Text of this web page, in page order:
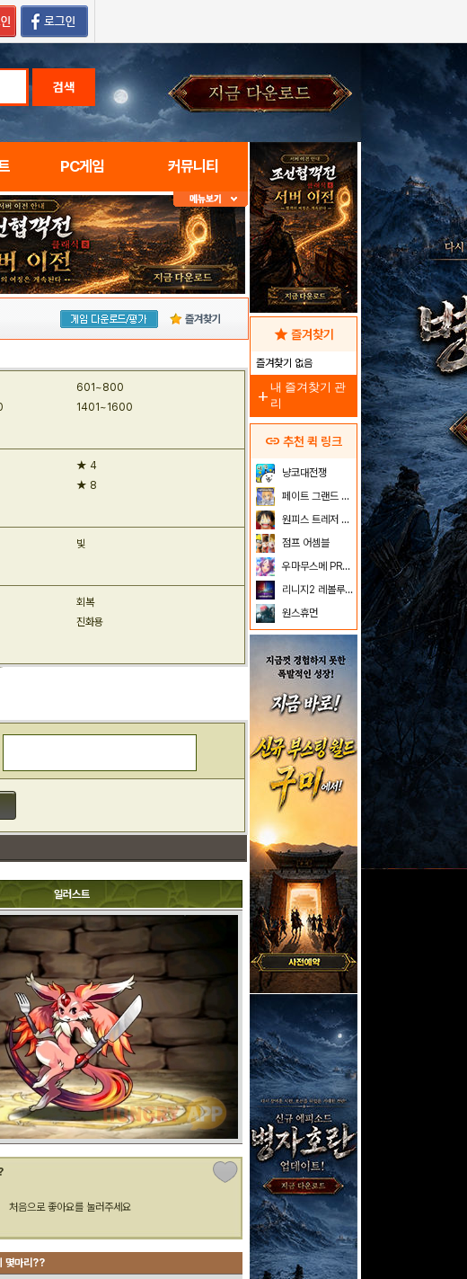
검색
PC게임 커뮤니티
즐겨찾기
601~800
1401~1600
★ 4
★ 8
빛
회복
진화용
일러스트
처음으로 좋아요를 눌러주세요
몇마리??
star 즐겨찾기
즐겨찾기 없음
add 내 즐겨찾기 관
리
link 추천 퀵 링크
냥코대전쟁
페이트 그랜드 오더
원피스 트레저 크루즈
점프 어셈블
우마무스메 PRETTY DERBY
리니지2 레볼루션
원스휴먼